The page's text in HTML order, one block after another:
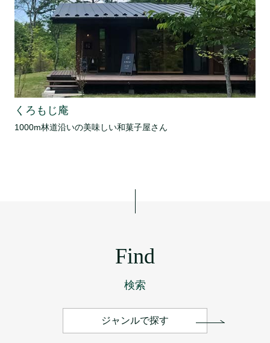
くろもじ庵
1000m林道沿いの美味しい和菓子屋さん
Find
検索
ジャンルで探す